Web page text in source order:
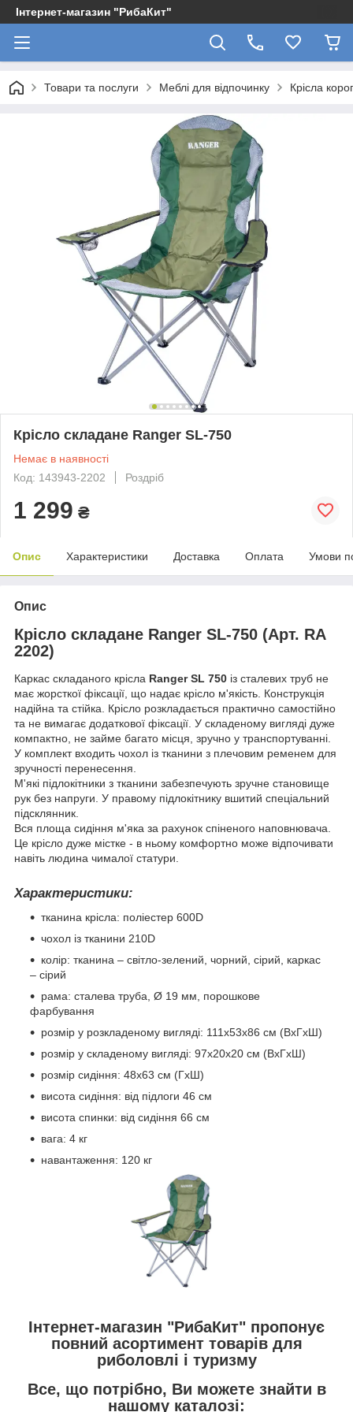
Інтернет-магазин "РибаКит"
Товари та послуги Меблі для відпочинку Крісла
Крісло складане Ranger SL-750
Немає в наявності
Код: 143943-2202
Роздріб
1 299 ₴
Опис Характеристики Доставка Оплата Умови
Опис
Крісло складане Ranger SL-750 (Арт. RA
2202)
Каркас складаного крісла Ranger SL 750 із сталевих труб не
має жорсткої фіксації, що надає крісло м'якість. Конструкція
надійна та стійка. Крісло розкладається практично самостійно
та не вимагає додаткової фіксації. У складеному вигляді дуже
компактно, не займе багато місця, зручно у транспортуванні.
У комплект входить чохол із тканини з плечовим ременем для
зручності перенесення.
М'які підлокітники з тканини забезпечують зручне становище
рук без напруги. У правому підлокітнику вшитий спеціальний
підсклянник.
Вся площа сидіння м'яка за рахунок спіненого наповнювача.
Це крісло дуже містке - в ньому комфортно може відпочивати
навіть людина чималої статури.
Характеристики:
тканина крісла: поліестер 600D
чохол із тканини 210D
колір: тканина – світло-зелений, чорний, сірий, каркас
– сірий
рама: сталева труба, Ø 19 мм, порошкове
фарбування
розмір у розкладеному вигляді: 111х53х86 см (ВхГхШ)
розмір у складеному вигляді: 97х20х20 см (ВхГхШ)
розмір сидіння: 48х63 см (ГхШ)
висота сидіння: від підлоги 46 см
висота спинки: від сидіння 66 см
вага: 4 кг
навантаження: 120 кг
Інтернет-магазин "РибаКит" пропонує
повний асортимент товарів для
риболовлі і туризму
Все, що потрібно, Ви можете знайти в
нашому каталозі: